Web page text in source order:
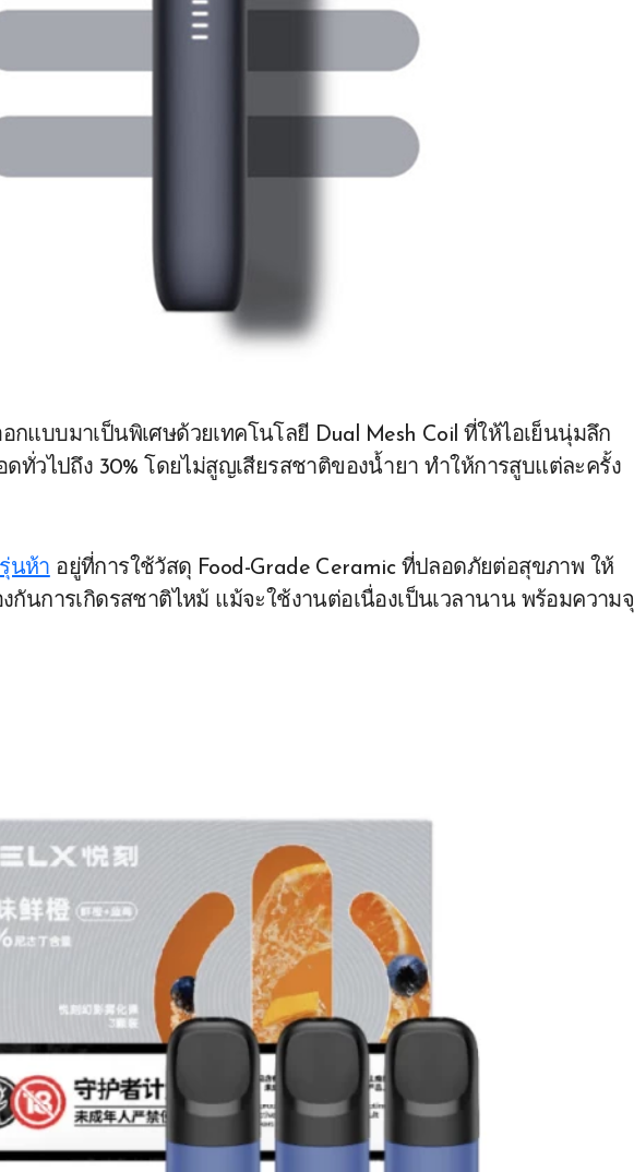
อกแบบมาเป็นพิเศษด้วยเทคโนโลยี Dual Mesh Coil ที่ให้ไอเย็นนุ่มลึก
ทั่วไปถึง 30% โดยไม่สูญเสียรสชาติของน้ำยา ทำให้การสูบแต่ละครั้ง
นห้า อยู่ที่การใช้วัสดุ Food-Grade Ceramic ที่ปลอดภัยต่อสุขภาพ ให้
กันการเกิดรสชาติไหม้ แม้จะใช้งานต่อเนื่องเป็นเวลานาน พร้อมความจุ